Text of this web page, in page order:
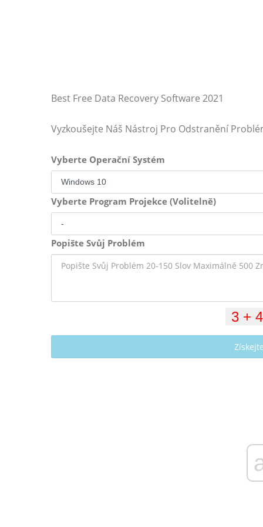
Best Free Data Recovery Software 2021
Vyzkoušejte Náš Nástroj Pro Odstranění
Vyberte Operační Systém
Vyberte Program Projekce (Volitelně)
Popište Svůj Problém